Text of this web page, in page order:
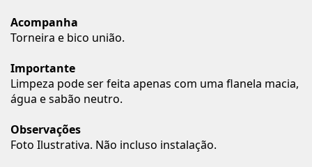
Acompanha
Torneira e bico união.
Importante
Limpeza pode ser feita apenas com uma flanela macia,
água e sabão neutro.
Observações
Foto Ilustrativa. Não incluso instalação.